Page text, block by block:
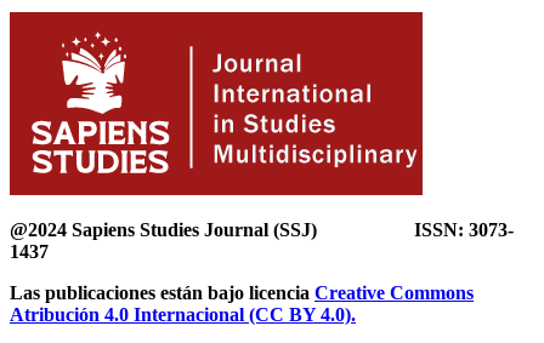
@2024 Sapiens Studies Journal (SSJ) ISSN: 3073-
1437
Las publicaciones están bajo licencia Creative Commons
Atribución 4.0 Internacional (CC BY 4.0).